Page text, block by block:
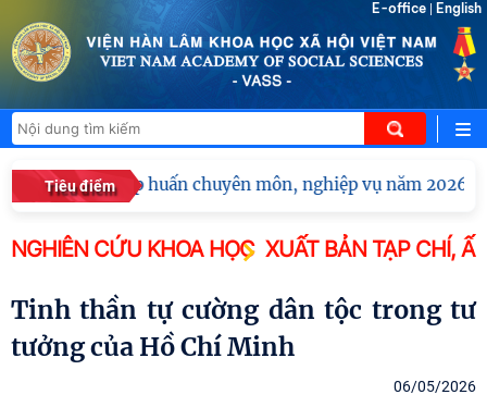
E-office English
Tiêu điểm
Hội nghị tập huấn chuyên môn, nghiệp vụ năm 2026
NGHIÊN CỨU KHOA HỌC XUẤT BẢN TẠP CHÍ,
Tinh thần tự cường dân tộc trong tư
tưởng của Hồ Chí Minh
06/05/2026